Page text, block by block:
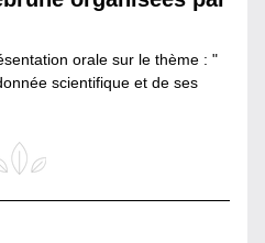
orale sur le thème : "
scientifique et de ses